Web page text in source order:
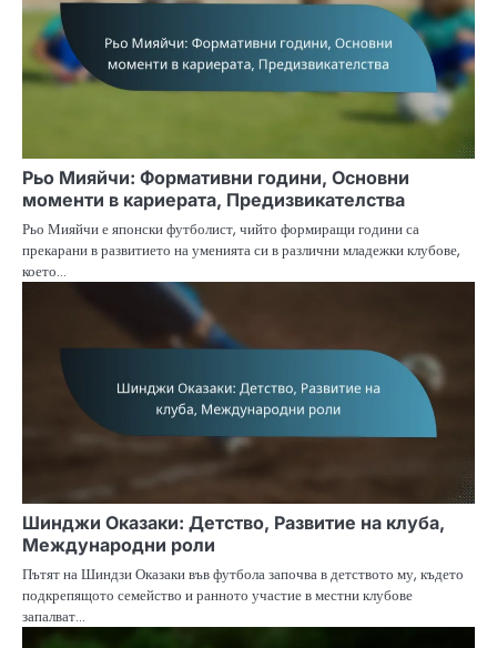
Рьо Мияйчи: Формативни години, Основни
моменти в кариерата, Предизвикателства
Рьо Мияйчи е японски футболист, чийто формиращи години са
прекарани в развитието на уменията си в различни младежки клубове,
което…
Шинджи Оказаки: Детство, Развитие на клуба,
Международни роли
Пътят на Шиндзи Оказаки във футбола започва в детството му, където
подкрепящото семейство и ранното участие в местни клубове
запалват…